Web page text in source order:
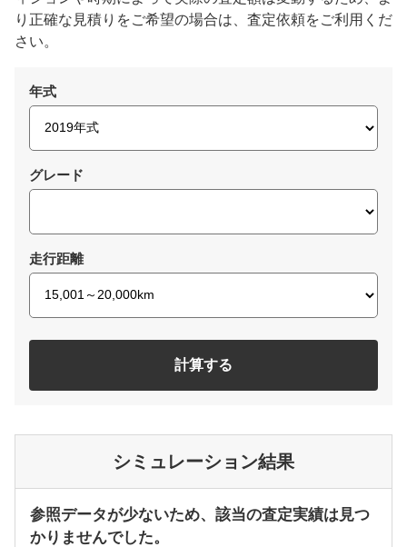
り正確な見積りをご希望の場合は、査定依頼をご利用くだ
さい。
年式
グレード
走行距離
計算する
シミュレーション結果
参照データが少ないため、該当の査定実績は見つ
かりませんでした。